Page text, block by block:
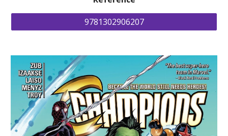
9781302906207